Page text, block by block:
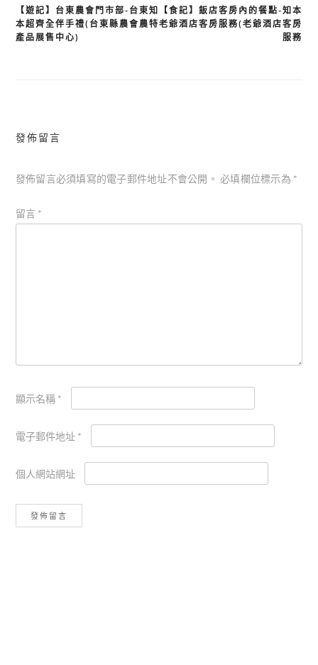
文
章
【遊記】台東農會門市部-台東知
本超齊全伴手禮(台東縣農會農特
產品展售中心)
【食記】飯店客房內的餐點-知本
老爺酒店客房服務(老爺酒店客房
服務
發佈留言
發佈留言必須填寫的電子郵件地址不會公開。 必填欄位標示為 *
留言 *
顯示名稱 *
電子郵件地址 *
個人網站網址